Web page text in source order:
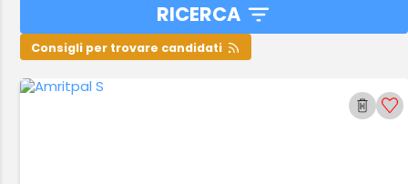
RICERCA
Consigli per trovare candidati